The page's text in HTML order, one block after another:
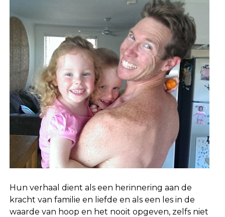
Hun verhaal dient als een herinnering aan de
kracht van familie en liefde en als een les in de
waarde van hoop en het nooit opgeven, zelfs niet